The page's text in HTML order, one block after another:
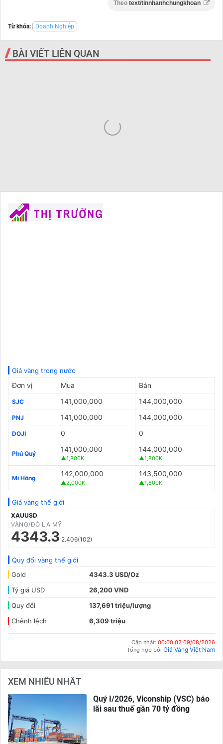
Theo text/tinnhanhchungkhoan
Từ khóa: Doanh Nghiệp
BÀI VIẾT LIÊN QUAN
Giá vàng trong nước
Đơn vị Mua Bán
SJC 141,000,000 144,000,000
PNJ 141,000,000 144,000,000
DOJI 0 0
Phú Quý
141,000,000
▲1,800K
144,000,000
▲1,800K
Mi Hồng
142,000,000
▲2,000K
143,500,000
▲1,800K
Giá vàng thế giới
XAUUSD
VÀNG/ĐÔ LA MỸ
4343.3 2.406(102)
Quy đổi vàng thế giới
Gold
4343.3 USD/Oz
Tỷ giá USD
26,200 VND
Quy đổi
137,691 triệu/lượng
Chênh lệch
6,309 triệu
Cập nhật: 00:00:02 09/08/2026
Tổng hợp bởi Giá Vàng Việt Nam
XEM NHIỀU NHẤT
Quý I/2026, Viconship (VSC) báo
lãi sau thuế gần 70 tỷ đồng